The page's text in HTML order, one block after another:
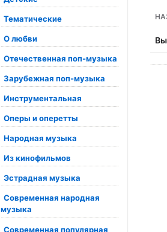
Тематические
О любви
Отечественная поп-музыка
Зарубежная поп-музыка
Инструментальная
Оперы и оперетты
Народная музыка
Из кинофильмов
Эстрадная музыка
Современная народная
музыка
Современная популярная